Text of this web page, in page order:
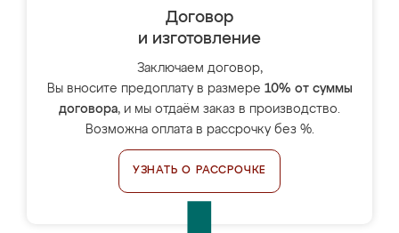
Договор
и изготовление
Заключаем договор,
Вы вносите предоплату в размере 10% от суммы
договора, и мы отдаём заказ в производство.
Возможна оплата в рассрочку без %.
УЗНАТЬ О РАССРОЧКЕ